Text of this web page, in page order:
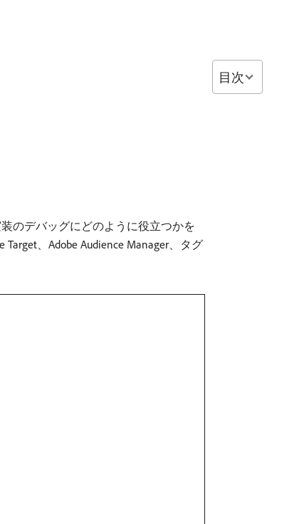
装のデバッグにどのように役立つかを
、Adobe Audience Manager、タグ
目次